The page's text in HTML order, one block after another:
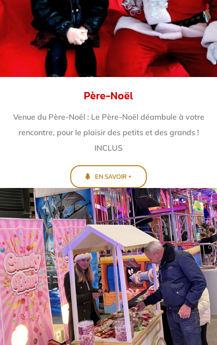
Père-Noël
Venue du Père-Noël : Le Père-Noël déambule à votre
rencontre, pour le plaisir des petits et des grands !
INCLUS
EN SAVOIR +